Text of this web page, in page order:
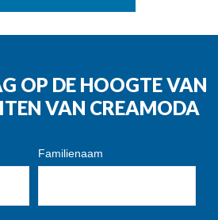
OP DE HOOGTE VAN
VAN CREAMODA
Familienaam